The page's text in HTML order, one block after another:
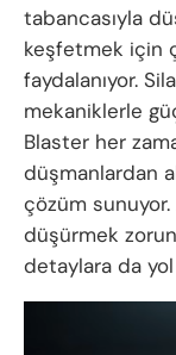
tabancasıyla
keşfetmek için
faydalanıyor.
mekaniklerle
Blaster her
düşmanlardan
çözüm
düşürmek
detaylara da yol